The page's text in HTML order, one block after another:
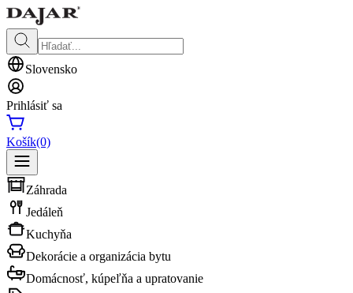
Slovensko
Prihlásiť sa
Košík(0)
Záhrada
Jedáleň
Kuchyňa
Dekorácie a organizácia bytu
Domácnosť, kúpeľňa a upratovanie